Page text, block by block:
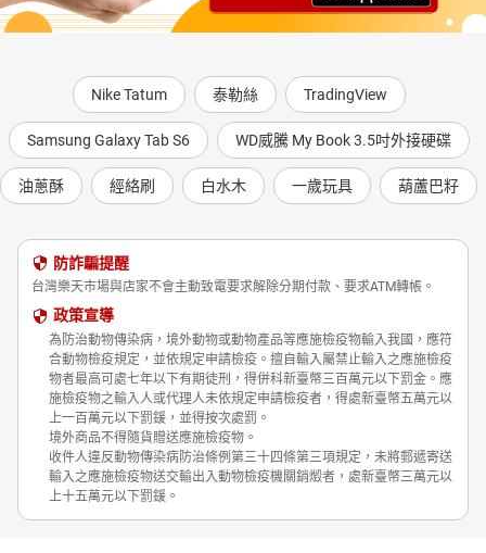
Nike Tatum 泰勒絲 TradingView
Samsung Galaxy Tab S6 WD威騰 My Book 3.5吋外接硬碟
油蔥酥 經絡刷 白水木 一歲玩具 葫蘆巴籽
防詐騙提醒
台灣樂天市場與店家不會主動致電要求解除分期付款、要求ATM轉帳。
政策宣導
為防治動物傳染病，境外動物或動物產品等應施檢疫物輸入我國，應符
合動物檢疫規定，並依規定申請檢疫。擅自輸入屬禁止輸入之應施檢疫
物者最高可處七年以下有期徒刑，得併科新臺幣三百萬元以下罰金。應
施檢疫物之輸入人或代理人未依規定申請檢疫者，得處新臺幣五萬元以
上一百萬元以下罰鍰，並得按次處罰。
境外商品不得隨貨贈送應施檢疫物。
收件人違反動物傳染病防治條例第三十四條第三項規定，未將郵遞寄送
輸入之應施檢疫物送交輸出入動物檢疫機關銷燬者，處新臺幣三萬元以
上十五萬元以下罰鍰。